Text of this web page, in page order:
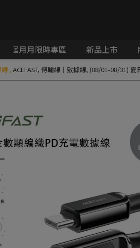
⏳月月限時專區 新品上市
, ACEFAST, 傳輸線｜數據線, (08/01-08/31) 夏